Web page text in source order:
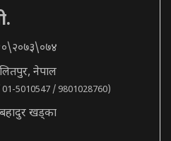
नेपाल
01-5010547 / 9801028760)
खड्का